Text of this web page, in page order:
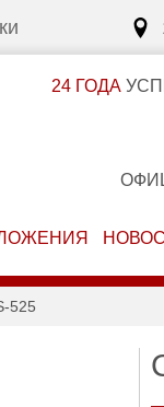
24 ГОДА
525